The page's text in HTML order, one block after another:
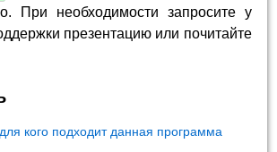
При необходимости запросите у
презентацию или почитайте
кого подходит данная программа